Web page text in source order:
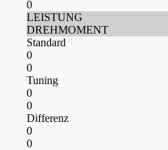
0
LEISTUNG
DREHMOMENT
Standard
0
0
Tuning
0
0
Differenz
0
0